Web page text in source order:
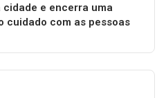
cidade e encerra uma
cuidado com as pessoas